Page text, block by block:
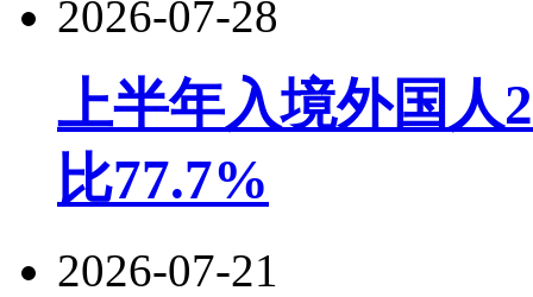
2026-07-28
上半年入境外国人
比77.7%
2026-07-21